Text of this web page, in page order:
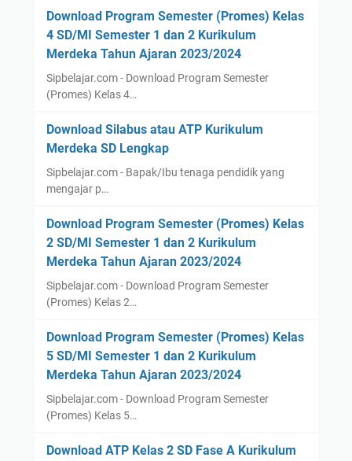
Download Program Semester (Promes) Kelas
4 SD/MI Semester 1 dan 2 Kurikulum
Merdeka Tahun Ajaran 2023/2024
Sipbelajar.com - Download Program Semester
(Promes) Kelas 4…
Download Silabus atau ATP Kurikulum
Merdeka SD Lengkap
Sipbelajar.com - Bapak/Ibu tenaga pendidik yang
mengajar p…
Download Program Semester (Promes) Kelas
2 SD/MI Semester 1 dan 2 Kurikulum
Merdeka Tahun Ajaran 2023/2024
Sipbelajar.com - Download Program Semester
(Promes) Kelas 2…
Download Program Semester (Promes) Kelas
5 SD/MI Semester 1 dan 2 Kurikulum
Merdeka Tahun Ajaran 2023/2024
Sipbelajar.com - Download Program Semester
(Promes) Kelas 5…
Download ATP Kelas 2 SD Fase A Kurikulum